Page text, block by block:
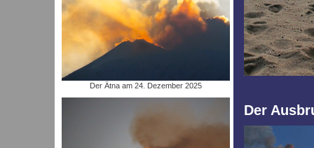
Der Ätna am 24. Dezember 2025
Der